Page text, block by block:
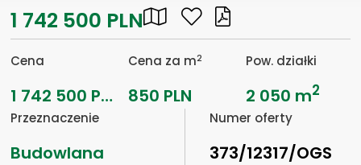
1 742 500 PLN
Cena
1 742 500 PLN
Cena za m2
850 PLN
Pow. działki
2 050 m2
Przeznaczenie
Budowlana
Numer oferty
373/12317/OGS